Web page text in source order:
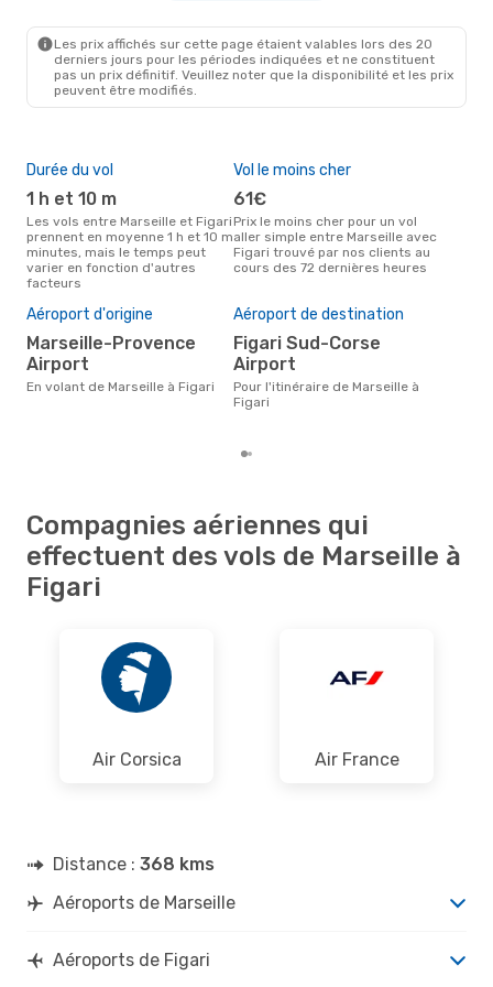
Les prix affichés sur cette page étaient valables lors des 20
derniers jours pour les périodes indiquées et ne constituent
pas un prix définitif. Veuillez noter que la disponibilité et les prix
peuvent être modifiés.
Durée du vol
1 h et 10 m
Les vols entre Marseille et Figari
prennent en moyenne 1 h et 10 m
minutes, mais le temps peut
varier en fonction d'autres
facteurs
Vol le moins cher
61€
Prix le moins cher pour un vol
aller simple entre Marseille avec
Figari trouvé par nos clients au
cours des 72 dernières heures
Aéroport d'origine
Marseille-Provence
Airport
En volant de Marseille à Figari
Aéroport de destination
Figari Sud-Corse
Airport
Pour l'itinéraire de Marseille à
Figari
Compagnies aériennes qui
effectuent des vols de Marseille à
Figari
Air Corsica Air France
Distance : 368 kms
Aéroports de Marseille
Aéroports de Figari